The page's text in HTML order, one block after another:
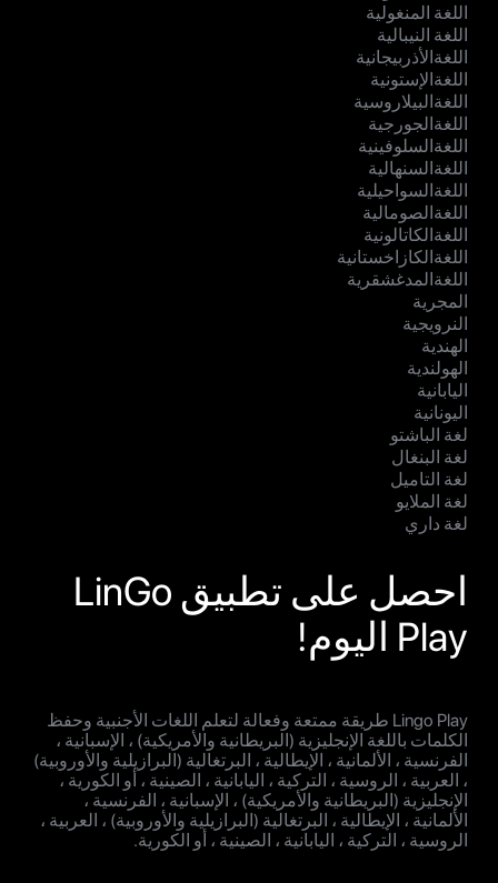
اللغة المنغولية
اللغة النيبالية
اللغةالأذربيجانية
اللغةالإستونية
اللغةالبيلاروسية
اللغةالجورجية
اللغةالسلوفينية
اللغةالسنهالية
اللغةالسواحيلية
اللغةالصومالية
اللغةالكاتالونية
اللغةالكازاخستانية
اللغةالمدغشقرية
المجرية
النرويجية
الهندية
الهولندية
اليابانية
اليونانية
لغة الباشتو
لغة البنغال
لغة التاميل
لغة الملايو
لغة داري
احصل على تطبيق LinGo
Play اليوم!
Lingo Play طريقة ممتعة وفعالة لتعلم اللغات الأجنبية وحفظ
الكلمات باللغة الإنجليزية (البريطانية والأمريكية) ، الإسبانية ،
الفرنسية ، الألمانية ، الإيطالية ، البرتغالية (البرازيلية والأوروبية)
، العربية ، الروسية ، التركية ، اليابانية ، الصينية ، أو الكورية ،
الإنجليزية (البريطانية والأمريكية) ، الإسبانية ، الفرنسية ،
الألمانية ، الإيطالية ، البرتغالية (البرازيلية والأوروبية) ، العربية ،
الروسية ، التركية ، اليابانية ، الصينية ، أو الكورية.